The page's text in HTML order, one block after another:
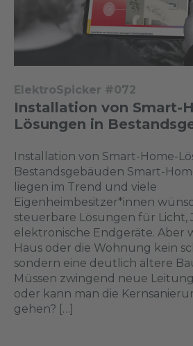
ElektroSpicker #072
Installation von Smart-
Lösungen in
Installation von Smart-Home-
Bestandsgebäuden Smart-
liegen im Trend und viele
Eigenheimbesitzer*innen
steuerbare Lösungen für Licht,
elektronische Endgeräte. Aber
Haus oder die Wohnung kein
sondern eine deutlich ältere
Müssen zwingend neue
oder kann man die
gehen? […]